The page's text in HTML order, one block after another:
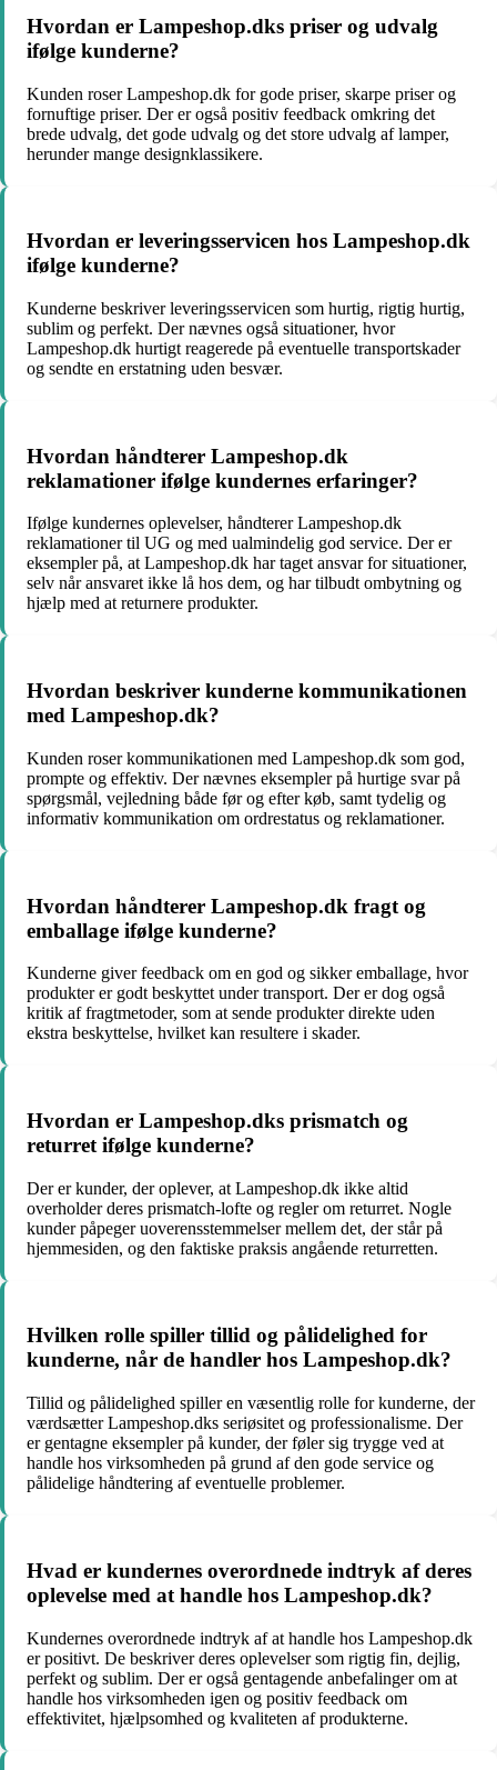
Hvordan er Lampeshop.dks priser og udvalg
ifølge kunderne?
Kunden roser Lampeshop.dk for gode priser, skarpe priser og
fornuftige priser. Der er også positiv feedback omkring det
brede udvalg, det gode udvalg og det store udvalg af lamper,
herunder mange designklassikere.
Hvordan er leveringsservicen hos Lampeshop.dk
ifølge kunderne?
Kunderne beskriver leveringsservicen som hurtig, rigtig hurtig,
sublim og perfekt. Der nævnes også situationer, hvor
Lampeshop.dk hurtigt reagerede på eventuelle transportskader
og sendte en erstatning uden besvær.
Hvordan håndterer Lampeshop.dk
reklamationer ifølge kundernes erfaringer?
Ifølge kundernes oplevelser, håndterer Lampeshop.dk
reklamationer til UG og med ualmindelig god service. Der er
eksempler på, at Lampeshop.dk har taget ansvar for situationer,
selv når ansvaret ikke lå hos dem, og har tilbudt ombytning og
hjælp med at returnere produkter.
Hvordan beskriver kunderne kommunikationen
med Lampeshop.dk?
Kunden roser kommunikationen med Lampeshop.dk som god,
prompte og effektiv. Der nævnes eksempler på hurtige svar på
spørgsmål, vejledning både før og efter køb, samt tydelig og
informativ kommunikation om ordrestatus og reklamationer.
Hvordan håndterer Lampeshop.dk fragt og
emballage ifølge kunderne?
Kunderne giver feedback om en god og sikker emballage, hvor
produkter er godt beskyttet under transport. Der er dog også
kritik af fragtmetoder, som at sende produkter direkte uden
ekstra beskyttelse, hvilket kan resultere i skader.
Hvordan er Lampeshop.dks prismatch og
returret ifølge kunderne?
Der er kunder, der oplever, at Lampeshop.dk ikke altid
overholder deres prismatch-lofte og regler om returret. Nogle
kunder påpeger uoverensstemmelser mellem det, der står på
hjemmesiden, og den faktiske praksis angående returretten.
Hvilken rolle spiller tillid og pålidelighed for
kunderne, når de handler hos Lampeshop.dk?
Tillid og pålidelighed spiller en væsentlig rolle for kunderne, der
værdsætter Lampeshop.dks seriøsitet og professionalisme. Der
er gentagne eksempler på kunder, der føler sig trygge ved at
handle hos virksomheden på grund af den gode service og
pålidelige håndtering af eventuelle problemer.
Hvad er kundernes overordnede indtryk af deres
oplevelse med at handle hos Lampeshop.dk?
Kundernes overordnede indtryk af at handle hos Lampeshop.dk
er positivt. De beskriver deres oplevelser som rigtig fin, dejlig,
perfekt og sublim. Der er også gentagende anbefalinger om at
handle hos virksomheden igen og positiv feedback om
effektivitet, hjælpsomhed og kvaliteten af produkterne.